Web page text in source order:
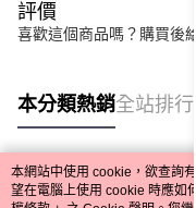
評價
喜歡這個商品嗎？購買後
本分類熱銷全站排行
熱門標籤
本網站中使用 cookie，欲查詢
望在電腦上使用 cookie 時應如